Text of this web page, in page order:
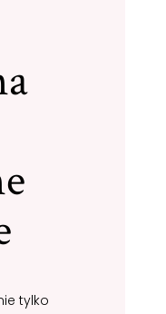
tylko